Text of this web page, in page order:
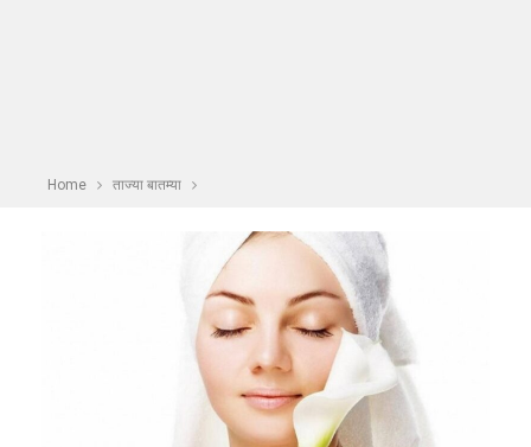
Home ताज्या बातम्या